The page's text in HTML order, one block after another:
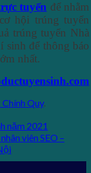
tuyến để nhằm
hội trúng tuyển
trúng tuyển Nhà
sinh để thông báo
nhất.
Quy.
năm 2021
viên SEO –